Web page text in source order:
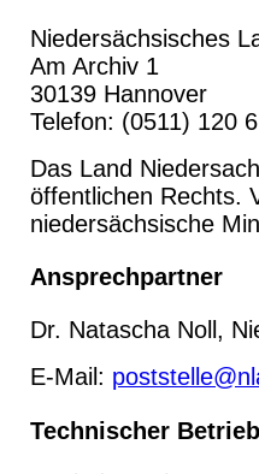
Niedersächsisches
Am Archiv 1
30139 Hannover
Telefon: (0511) 120
Das Land
öffentlichen Rechts.
niedersächsische
Ansprechpartner
Dr. Natascha Noll,
E-Mail:
Technischer Betrieb